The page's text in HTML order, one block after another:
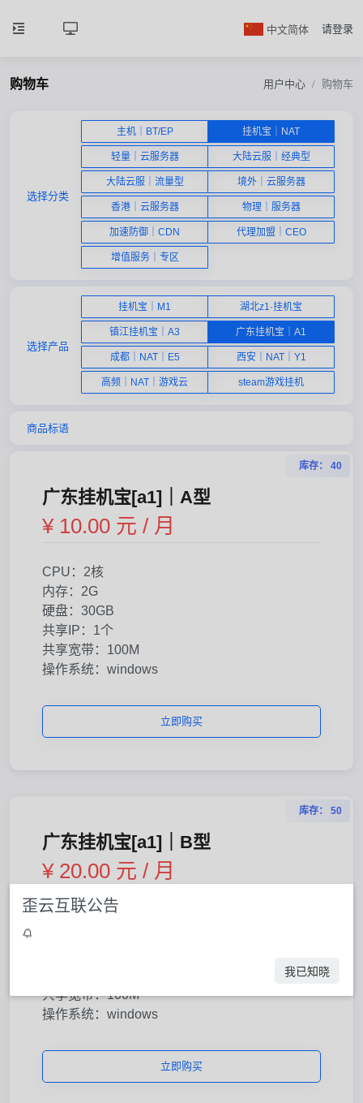
中文简体 请登录
购物车 用户中心 购物车
选择分类
主机｜BT/EP 挂机宝｜NAT
轻量｜云服务器 大陆云服｜经典型
大陆云服｜流量型 境外｜云服务器
香港｜云服务器 物理｜服务器
加速防御｜CDN 代理加盟｜CEO
增值服务｜专区
选择产品
挂机宝｜M1 湖北z1·挂机宝
镇江挂机宝｜A3 广东挂机宝｜A1
成都｜NAT｜E5 西安｜NAT｜Y1
高频｜NAT｜游戏云 steam游戏挂机
商品标语
库存： 40
广东挂机宝[a1]｜A型
¥ 10.00 元 / 月
CPU：2核
内存：2G
硬盘：30GB
共享IP：1个
共享宽带：100M
操作系统：windows
立即购买
库存： 50
广东挂机宝[a1]｜B型
¥ 20.00 元 / 月
CPU：4核
共享宽带：100M
操作系统：windows
立即购买
歪云互联公告
我已知晓